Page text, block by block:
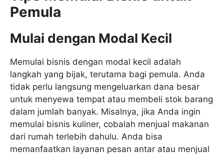
Pemula
Mulai dengan Modal Kecil
Memulai bisnis dengan modal kecil adalah
langkah yang bijak, terutama bagi pemula. Anda
tidak perlu langsung mengeluarkan dana besar
untuk menyewa tempat atau membeli stok barang
dalam jumlah banyak. Misalnya, jika Anda ingin
memulai bisnis kuliner, cobalah menjual makanan
dari rumah terlebih dahulu. Anda bisa
memanfaatkan layanan pesan antar atau menjual